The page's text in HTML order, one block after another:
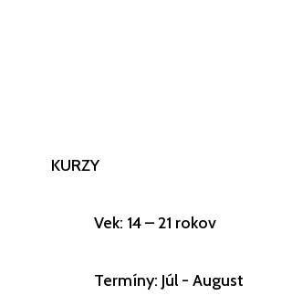
KURZY
Vek: 14 – 21 rokov
Termíny: Júl - August